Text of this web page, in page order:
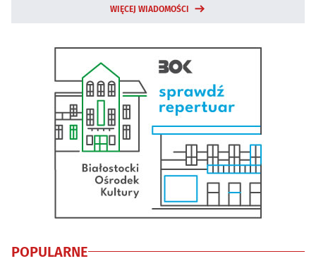
WIĘCEJ WIADOMOŚCI
POPULARNE